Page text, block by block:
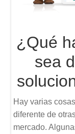
¿Qué
sea
Hay varias
diferente de
mercado.